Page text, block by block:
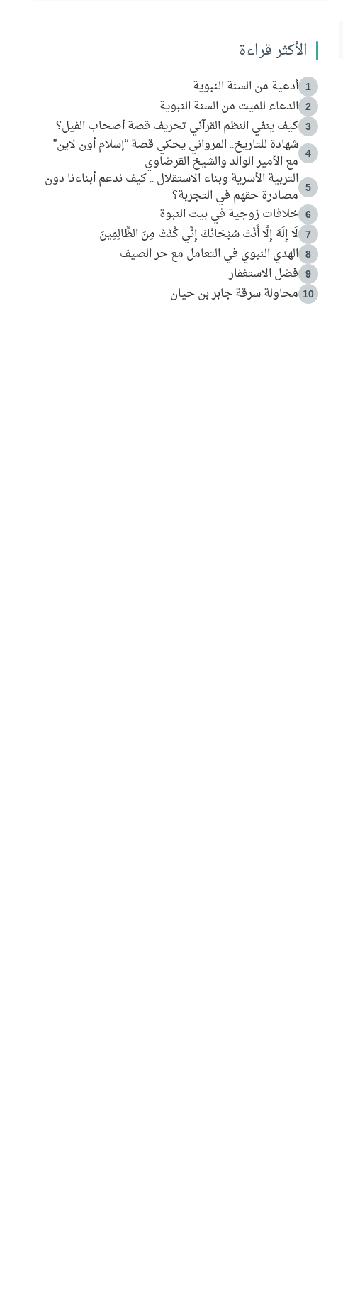
الأكثر قراءة
1 أدعية من السنة النبوية
2 الدعاء للميت من السنة النبوية
3 كيف ينفي النظم القرآني تحريف قصة أصحاب الفيل؟
4
شهادة للتاريخ.. المرواني يحكي قصة “إسلام أون لاين”
مع الأمير الوالد والشيخ القرضاوي
5
التربية الأسرية وبناء الاستقلال .. كيف ندعم أبناءنا دون
مصادرة حقهم في التجربة؟
6 خلافات زوجية في بيت النبوة
7 لَا إِلَهَ إِلَّا أَنْتَ سُبْحَانَكَ إِنِّي كُنْتُ مِنَ الظَّالِمِينَ
8 الهدي النبوي في التعامل مع حر الصيف
9 فضل الاستغفار
10 محاولة سرقة جابر بن حيان